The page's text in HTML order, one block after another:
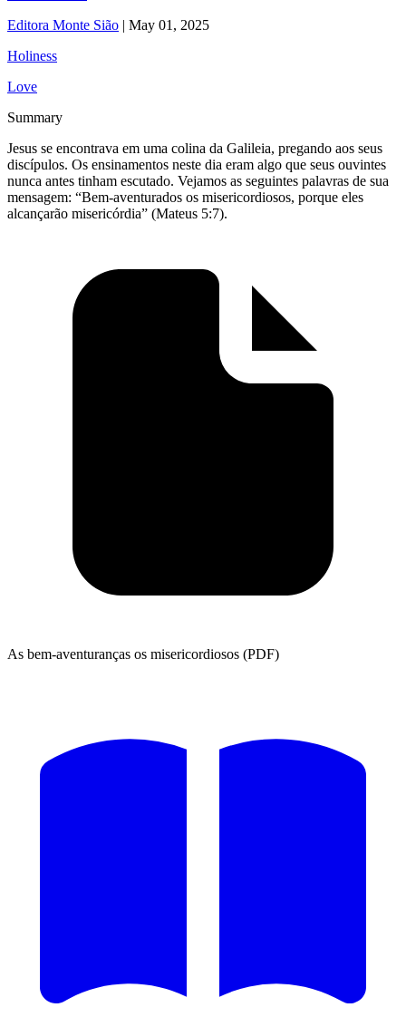
Editora Monte Sião | May 01, 2025
Holiness
Love
Summary
Jesus se encontrava em uma colina da Galileia, pregando aos seus
discípulos. Os ensinamentos neste dia eram algo que seus ouvintes
nunca antes tinham escutado. Vejamos as seguintes palavras de sua
mensagem: “Bem-aventurados os misericordiosos, porque eles
alcançarão misericórdia” (Mateus 5:7).
As bem-aventuranças os misericordiosos (PDF)